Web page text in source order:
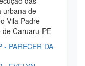
urbana de
Vila Padre
Caruaru-PE
- PARECER DA